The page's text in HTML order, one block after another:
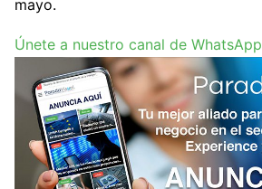
mayo.
Únete a nuestro canal de WhatsApp